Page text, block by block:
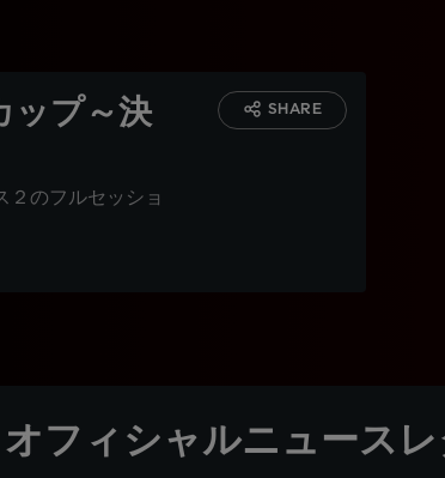
ップ～決
２のフルセッショ
SHARE
オフィシャルニュース